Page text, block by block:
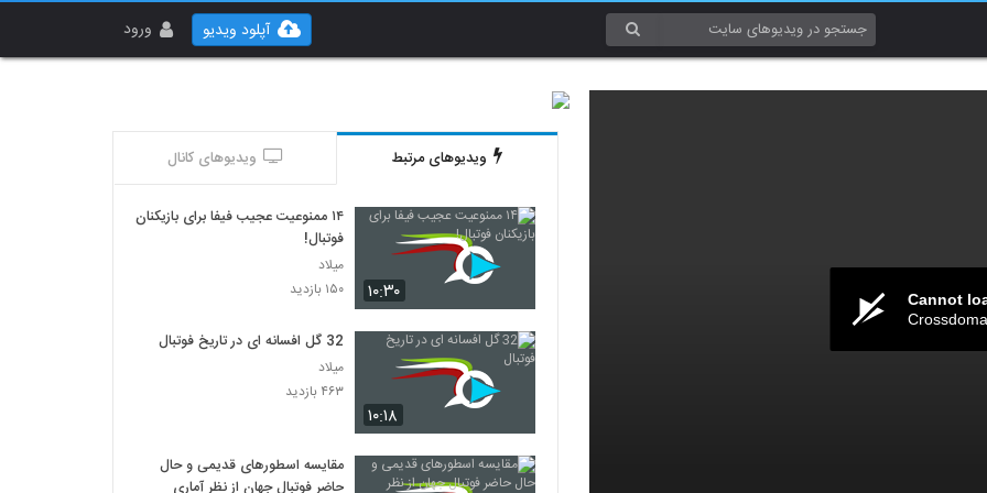
ورود آپلود ویدیو
Cannot
ویدیوهای مرتبط ویدیوهای کانال
۱۰:۳۰
۱۴ ممنوعیت عجیب فیفا برای بازیکنان
فوتبال!
میلاد
۱۵۰ بازدید
۱۰:۱۸
32 گل افسانه ای در تاریخ فوتبال
میلاد
۴۶۳ بازدید
مقایسه اسطورهای قدیمی و حال
حاضر فوتبال جهان از نظر آماری